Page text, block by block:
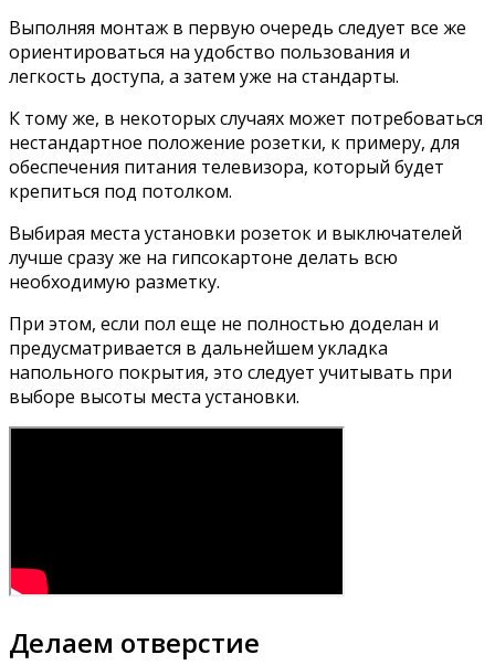
Выполняя монтаж в первую очередь следует все же
ориентироваться на удобство пользования и
легкость доступа, а затем уже на стандарты.
К тому же, в некоторых случаях может потребоваться
нестандартное положение розетки, к примеру, для
обеспечения питания телевизора, который будет
крепиться под потолком.
Выбирая места установки розеток и выключателей
лучше сразу же на гипсокартоне делать всю
необходимую разметку.
При этом, если пол еще не полностью доделан и
предусматривается в дальнейшем укладка
напольного покрытия, это следует учитывать при
выборе высоты места установки.
Делаем отверстие